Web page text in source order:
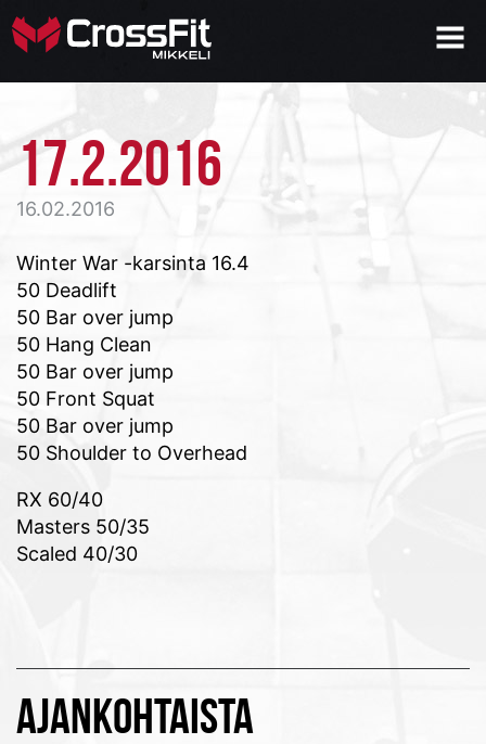
17.2.2016
16.02.2016
Winter War -karsinta 16.4
50 Deadlift
50 Bar over jump
50 Hang Clean
50 Bar over jump
50 Front Squat
50 Bar over jump
50 Shoulder to Overhead
RX 60/40
Masters 50/35
Scaled 40/30
AJANKOHTAISTA